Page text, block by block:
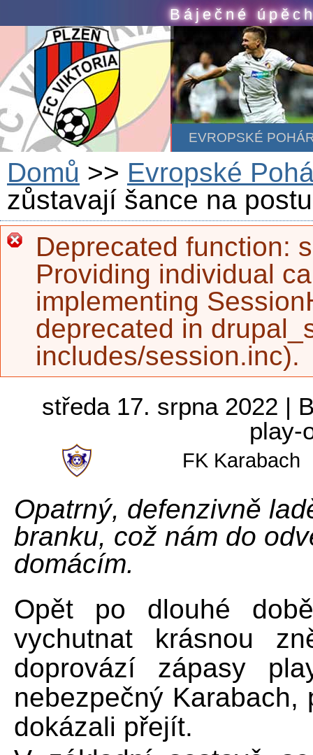
Báječné
EVROPSKÉ
Domů >> Evropské
zůstavají šance na
Error message
Deprecated function:
Providing individual
implementing
deprecated in
includes/session.inc).
Po bezbrankové remíze
středa 17. srpna 2022 |
play-
FK Karabach
Opatrný, defenzivně
branku, což nám do
domácím.
Opět po dlouhé
vychutnat krásnou
doprovází zápasy
nebezpečný
dokázali přejít.